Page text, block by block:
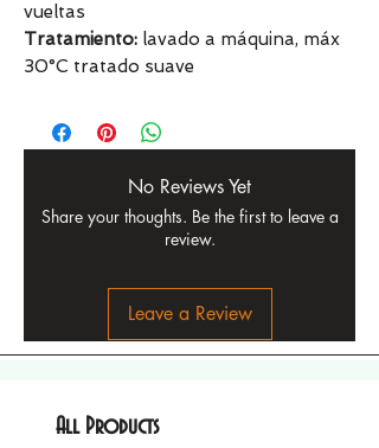
vueltas
Tratamiento: lavado a máquina, máx
30°C tratado suave
No Reviews Yet
Share your thoughts. Be the first to leave a
review.
Leave a Review
All Products